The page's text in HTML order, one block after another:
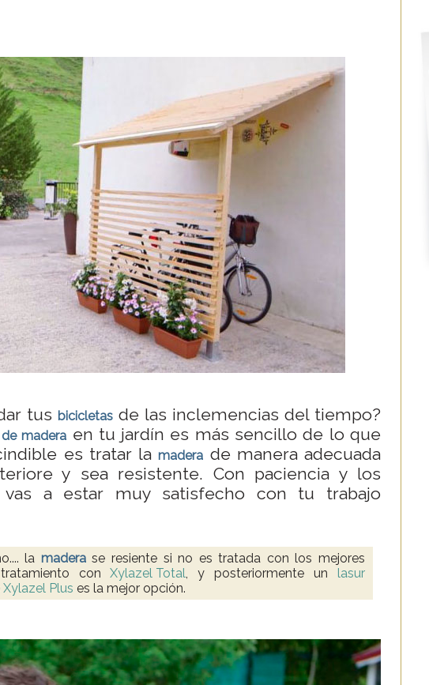
tus bicicletas de las inclemencias del tiempo?
madera en tu jardín es más sencillo de lo que
es tratar lamadera de manera adecuada
y sea resistente. Con paciencia y los
vas a estar muy satisfecho con tu trabajo
la madera se resiente si no es tratada con los mejores
conXylazel Total, y posteriormente unlasur
Xylazel Plus es la mejor opción.